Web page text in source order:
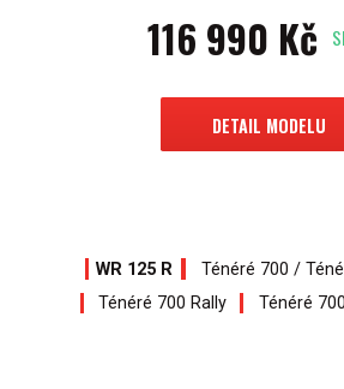
116 990 Kč
DETAIL MODELU
WR 125 R
Ténéré 700 /
Ténéré 700 Rally
Ténéré